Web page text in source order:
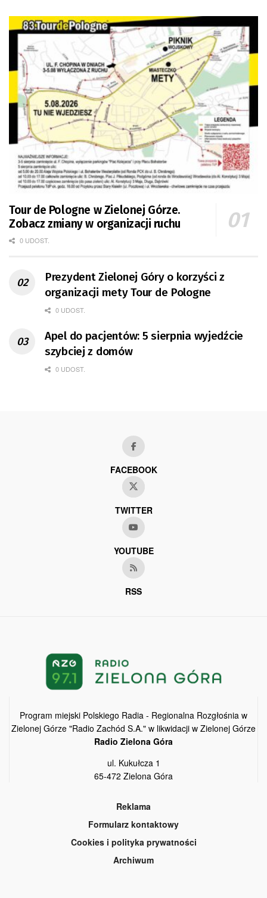
Tour de Pologne w Zielonej Górze.
Zobacz zmiany w organizacji ruchu
0 UDOST.
Prezydent Zielonej Góry o korzyści z
organizacji mety Tour de Pologne
0 UDOST.
Apel do pacjentów: 5 sierpnia wyjedźcie
szybciej z domów
0 UDOST.
FACEBOOK
TWITTER
YOUTUBE
RSS
Program miejski Polskiego Radia - Regionalna Rozgłośnia w
Zielonej Górze "Radio Zachód S.A." w likwidacji w Zielonej Górze
Radio Zielona Góra
ul. Kukułcza 1
65-472 Zielona Góra
Reklama
Formularz kontaktowy
Cookies i polityka prywatności
Archiwum